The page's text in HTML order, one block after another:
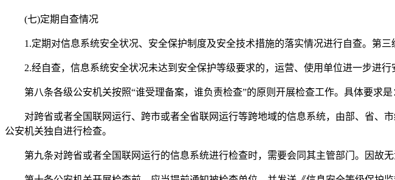
(七)定期自查情况
1.定期对信息系统安全状况、安全保护制度及安全技术措施的落实情况进行自查。第三
2.经自查，信息系统安全状况未达到安全保护等级要求的，运营、使用单位进一步进行
第八条各级公安机关按照“谁受理备案，谁负责检查”的原则开展检查工作。具体要求是
对跨省或者全国联网运行、跨市或者全省联网运行等跨地域的信息系统，由部、省、
公安机关独自进行检查。
第九条对跨省或者全国联网运行的信息系统进行检查时，需要会同其主管部门。因故无